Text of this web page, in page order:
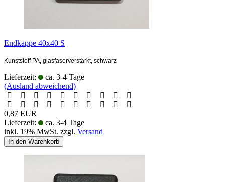
Endkappe 40x40 S
Kunststoff PA, glasfaserverstärkt, schwarz
Lieferzeit:
ca. 3-4 Tage
(Ausland abweichend)
0,87 EUR
Lieferzeit:
ca. 3-4 Tage
inkl. 19% MwSt. zzgl. Versand
In den Warenkorb